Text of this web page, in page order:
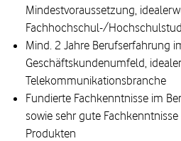
Mindestvoraussetzung,
Fachhochschul-/
Mind. 2 Jahre Berufserfahrung
Geschäftskundenumfeld,
Telekommunikationsbranche
Fundierte Fachkenntnisse im
sowie sehr gute
Produkten